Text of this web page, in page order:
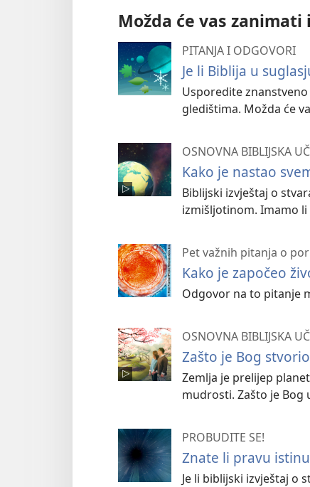
Možda će vas zanimati
PITANJA I ODGOVORI
Je li Biblija u
Usporedite
gledištima. Možda će
OSNOVNA BIBLIJSKA
Kako je nastao
Biblijski izvještaj o
izmišljotinom. Imamo
Pet važnih pitanja o
Kako je započeo
Odgovor na to pitanje
OSNOVNA BIBLIJSKA
Zašto je Bog
Zemlja je prelijep
mudrosti. Zašto je Bog
PROBUDITE SE!
Znate li pravu
Je li biblijski izvještaj o